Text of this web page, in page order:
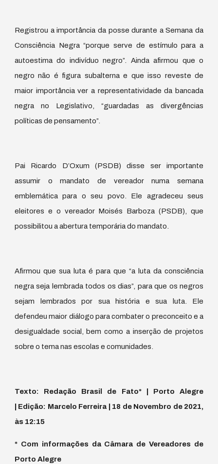
Registrou a importância da posse durante a Semana da
Consciência Negra “porque serve de estímulo para a
autoestima do indivíduo negro”. Ainda afirmou que o
negro não é figura subalterna e que isso reveste de
maior importância ver a representatividade da bancada
negra no Legislativo, “guardadas as divergências
políticas de pensamento”.
Pai Ricardo D’Oxum (PSDB) disse ser importante
assumir o mandato de vereador numa semana
emblemática para o seu povo. Ele agradeceu seus
eleitores e o vereador Moisés Barboza (PSDB), que
possibilitou a abertura temporária do mandato.
Afirmou que sua luta é para que “a luta da consciência
negra seja lembrada todos os dias”, para que os negros
sejam lembrados por sua história e sua luta. Ele
defendeu maior diálogo para combater o preconceito e a
desigualdade social, bem como a inserção de projetos
sobre o tema nas escolas e comunidades.
Texto: Redação Brasil de Fato* | Porto Alegre
| Edição: Marcelo Ferreira | 18 de Novembro de 2021,
às 12:15
* Com informações da Câmara de Vereadores de
Porto Alegre